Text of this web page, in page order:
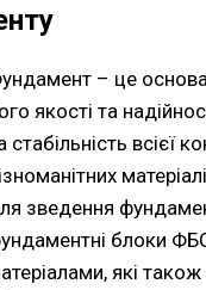
– це основа
якості та
стабільність всієї
зведення
блоки
які